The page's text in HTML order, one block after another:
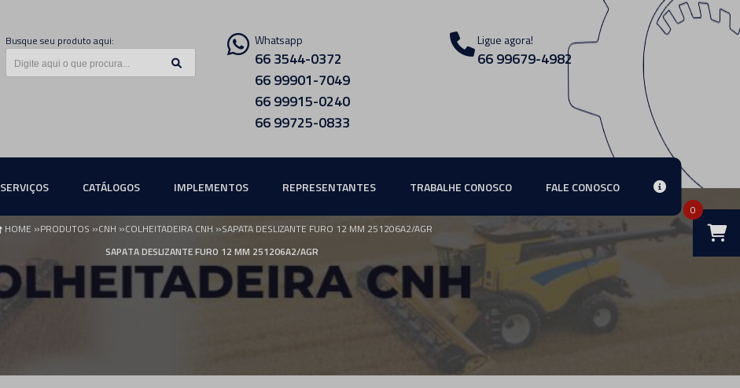
Busque seu produto aqui: Whatsapp
66 3544-0372
66 99901-7049
66 99915-0240
66 99725-0833
Ligue agora!
66 99679-4982
SERVIÇOS CATÁLOGOS IMPLEMENTOS REPRESENTANTES TRABALHE CONOSCO FALE CONOSCO
0
HOME »PRODUTOS »CNH »COLHEITADEIRA CNH »SAPATA DESLIZANTE FURO 12 MM 251206A2/AGR
SAPATA DESLIZANTE FURO 12 MM 251206A2/AGR